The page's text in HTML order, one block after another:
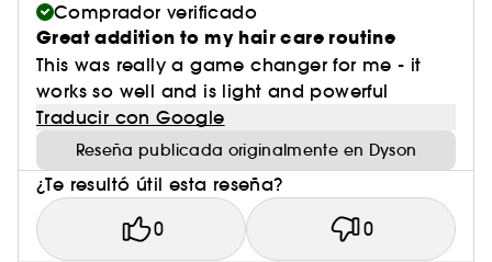
Comprador verificado
Great addition to my hair care routine
This was really a game changer for me - it
works so well and is light and powerful
Traducir con Google
Reseña publicada originalmente en Dyson
¿Te resultó útil esta reseña?
0 0